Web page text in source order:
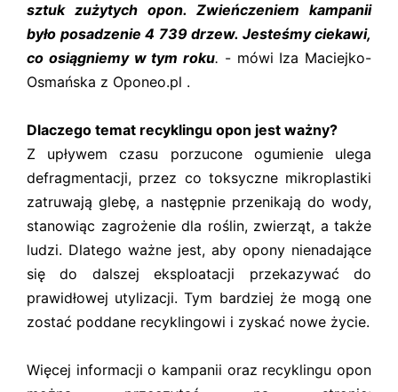
sztuk zużytych opon. Zwieńczeniem kampanii
było posadzenie 4 739 drzew. Jesteśmy ciekawi,
co osiągniemy w tym roku. - mówi Iza Maciejko-
Osmańska z Oponeo.pl .
Dlaczego temat recyklingu opon jest ważny?
Z upływem czasu porzucone ogumienie ulega
defragmentacji, przez co toksyczne mikroplastiki
zatruwają glebę, a następnie przenikają do wody,
stanowiąc zagrożenie dla roślin, zwierząt, a także
ludzi. Dlatego ważne jest, aby opony nienadające
się do dalszej eksploatacji przekazywać do
prawidłowej utylizacji. Tym bardziej że mogą one
zostać poddane recyklingowi i zyskać nowe życie.
Więcej informacji o kampanii oraz recyklingu opon